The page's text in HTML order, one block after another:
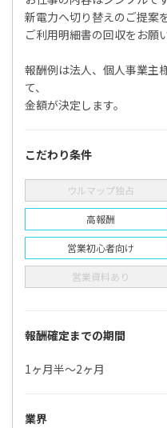
新電力へ切り替えのご提案
ご利用明細書の回収をお願
報酬例は法人、個人事業主
て、
金額が決定します。
こだわり条件
ウルマップ独占
高報酬
営業初心者向け
営業資料あり
報酬確定までの期間
1ヶ月半〜2ヶ月
業界